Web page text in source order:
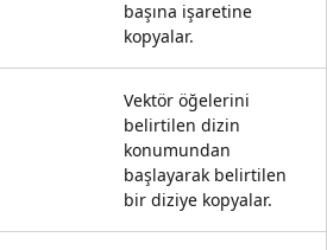
başına işaretine
kopyalar.
Vektör öğelerini
belirtilen dizin
konumundan
başlayarak belirtilen
bir diziye kopyalar.